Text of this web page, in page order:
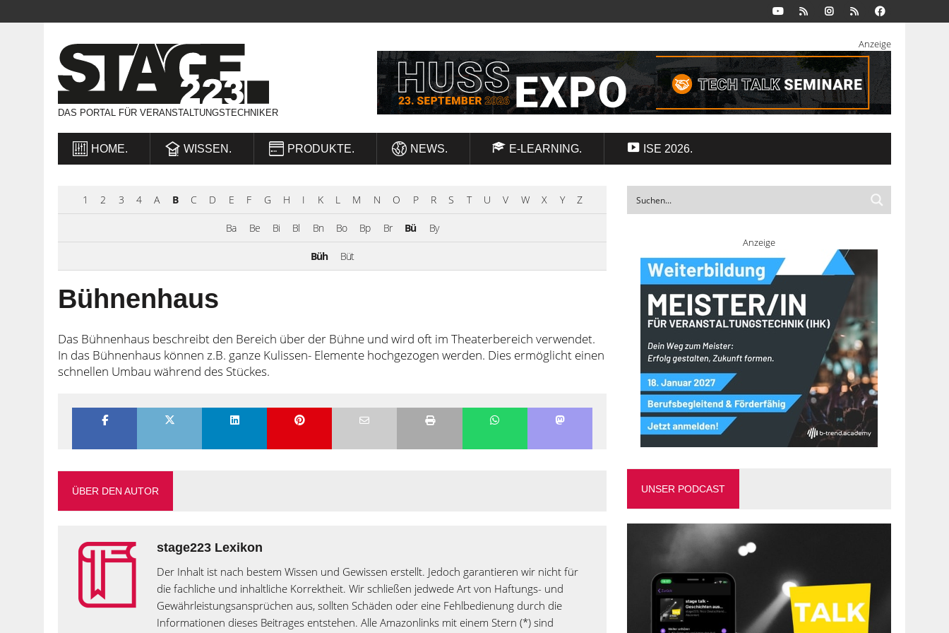
DAS PORTAL FÜR VERANSTALTUNGSTECHNIKER
Anzeige
HOME. WISSEN. PRODUKTE. NEWS. E-LEARNING. ISE 2026.
1 2 3 4 A B C D E F G H I K L M N O P R S T U V W X Y Z
Ba Be Bi Bl Bn Bo Bp Br Bü By
Büh Büt
Bühnenhaus
Das Bühnenhaus beschreibt den Bereich über der Bühne und wird oft im Theaterbereich verwendet.
In das Bühnenhaus können z.B. ganze Kulissen- Elemente hochgezogen werden. Dies ermöglicht einen
schnellen Umbau während des Stückes.
ÜBER DEN AUTOR
stage223 Lexikon
Der Inhalt ist nach bestem Wissen und Gewissen erstellt. Jedoch garantieren wir nicht für
die fachliche und inhaltliche Korrektheit. Wir schließen jedwede Art von Haftungs- und
Gewährleistungsansprüchen aus, sollten Schäden oder eine Fehlbedienung durch die
Informationen dieses Beitrages entstehen. Alle Amazonlinks mit einem Stern (*) sind
Anzeige
UNSER PODCAST